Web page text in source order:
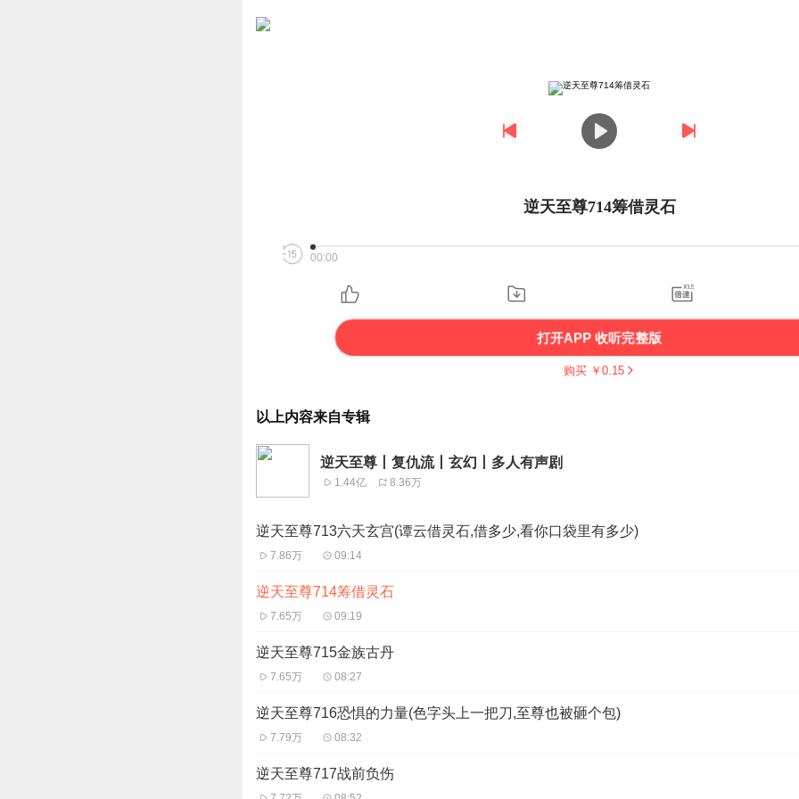
逆天至尊714筹借灵石
00:00
打开APP 收听完整版
购买 ￥ 0.15
以上内容来自专辑
逆天至尊丨复仇流丨玄幻丨多人有声剧
1.44亿 8.36万
逆天至尊713六天玄宫(谭云借灵石,借多少,看你口袋里有多少)
7.86万 09:14
逆天至尊714筹借灵石
7.65万 09:19
逆天至尊715金族古丹
7.65万 08:27
逆天至尊716恐惧的力量(色字头上一把刀,至尊也被砸个包)
7.79万 08:32
逆天至尊717战前负伤